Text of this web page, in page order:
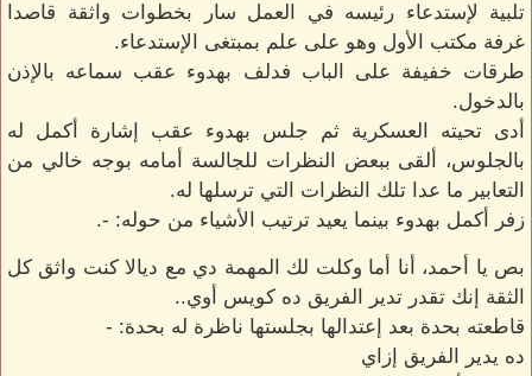
تلبية لإستدعاء رئيسه في العمل سار بخطوات واثقة قاصدا
غرفة مكتب الأول وهو على علم بمبتغى الإستدعاء.
طرقات خفيفة على الباب فدلف بهدوء عقب سماعه بالإذن
بالدخول.
أدى تحيته العسكرية ثم جلس بهدوء عقب إشارة أكمل له
بالجلوس، ألقى ببعض النظرات للجالسة أمامه بوجه خالي من
التعابير ما عدا تلك النظرات التي ترسلها له.
زفر أكمل بهدوء بينما يعيد ترتيب الأشياء من حوله: -.
بص يا أحمد، أنا أما وكلت لك المهمة دي مع ديالا كنت واثق كل
الثقة إنك تقدر تدير الفريق ده كويس أوي..
قاطعته بحدة بعد إعتدالها بجلستها ناظرة له بحدة: -
ده يدير الفريق إزاي